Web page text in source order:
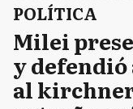
POLÍTICA
Milei
y
al